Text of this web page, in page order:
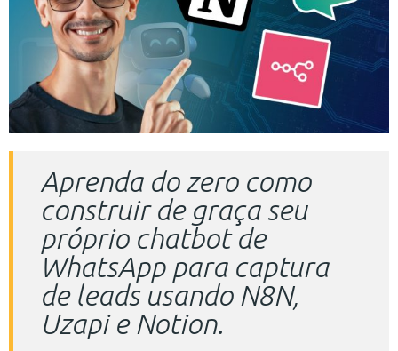
Aprenda do zero como
construir de graça seu
próprio chatbot de
WhatsApp para captura
de leads usando N8N,
Uzapi e Notion.